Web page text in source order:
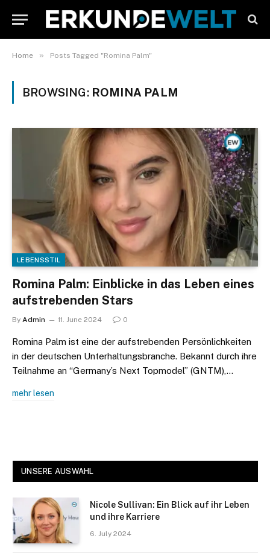
Home » Posts Tagged "Romina Palm"
BROWSING: ROMINA PALM
LEBENSSTIL
Romina Palm: Einblicke in das Leben eines
aufstrebenden Stars
By Admin 11. June 2024 0
Romina Palm ist eine der aufstrebenden Persönlichkeiten
in der deutschen Unterhaltungsbranche. Bekannt durch ihre
Teilnahme an “Germany’s Next Topmodel” (GNTM),…
mehr lesen
UNSERE AUSWAHL
Nicole Sullivan: Ein Blick auf ihr Leben
und ihre Karriere
6. July 2024